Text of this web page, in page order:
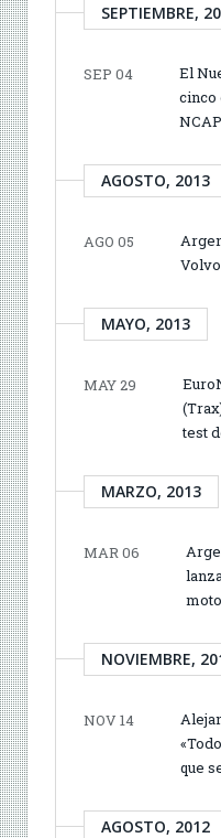
SEPTIEMBRE,
SEP 04
El
cinco
NCAP
AGOSTO, 2013
AGO 05
MAYO, 2013
MAY 29
test
MARZO, 2013
MAR 06
NOVIEMBRE,
NOV 14
que
AGOSTO, 2012